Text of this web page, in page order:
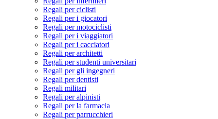
Regali per ciclisti
Regali per i giocatori
Regali per motociclisti
Regali per i viaggiatori
Regali per i cacciatori
Regali per architetti
Regali per studenti universitari
Regali per gli ingegneri
Regali per dentisti
Regali militari
Regali per alpinisti
Regali per la farmacia
Regali per parrucchieri